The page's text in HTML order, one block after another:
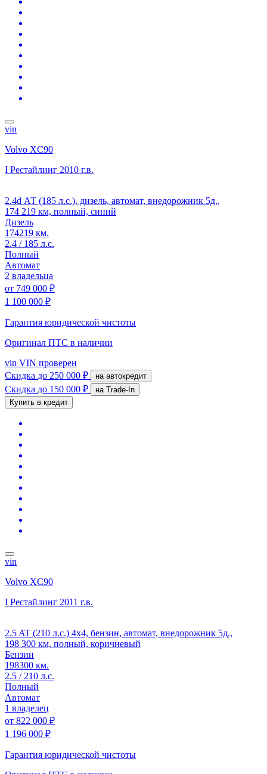
vin
Volvo XC90
I Рестайлинг 2010 г.в.
2.4d АТ (185 л.с.), дизель, автомат, внедорожник 5д.,
174 219 км, полный, синий
Дизель
174219 км.
2.4 / 185 л.с.
Полный
Автомат
2 владельца
от 749 000 ₽
1 100 000 ₽
Гарантия юридической чистоты
Оригинал ПТС в наличии
vin VIN проверен
Скидка до 250 000 ₽ на автокредит
Скидка до 150 000 ₽
на Trade-In
Купить в кредит
vin
Volvo XC90
I Рестайлинг 2011 г.в.
2.5 AT (210 л.с.) 4x4, бензин, автомат, внедорожник 5д.,
198 300 км, полный, коричневый
Бензин
198300 км.
2.5 / 210 л.с.
Полный
Автомат
1 владелец
от 822 000 ₽
1 196 000 ₽
Гарантия юридической чистоты